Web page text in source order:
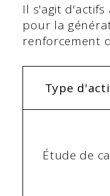
Il s'agit
pour la
renforcement
Type
Étude de